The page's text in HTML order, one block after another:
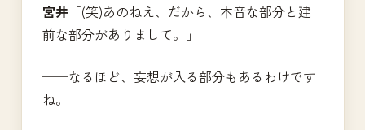
宮井 「(笑)あのねえ、だから、本音な部分と建
前な部分がありまして。」
──なるほど、妄想が入る部分もあるわけです
ね。